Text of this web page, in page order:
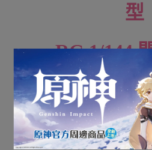
型
RG 1/144
全新未
下標前請